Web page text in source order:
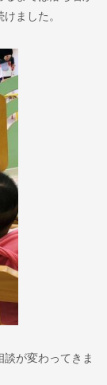
ました。
が変わってきま